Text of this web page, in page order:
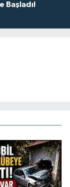
Başladı!